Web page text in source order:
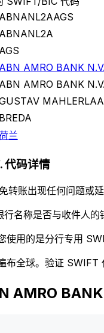
ABNANL2AAGS
ABNANL2A
AGS
ABN AMRO BANK N.V.
ABN AMRO BANK N.V.
BREDA
兰
代码详情
转账出现任何问题或
名称是否与收件人的
使用的是分行专用
布全球。验证 SWIFT
AMRO